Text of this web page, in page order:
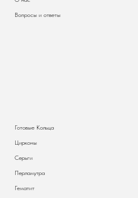
Вопросы и ответы
Готовые Кольца
Цирконы
Серьги
Перламутра
Гематит